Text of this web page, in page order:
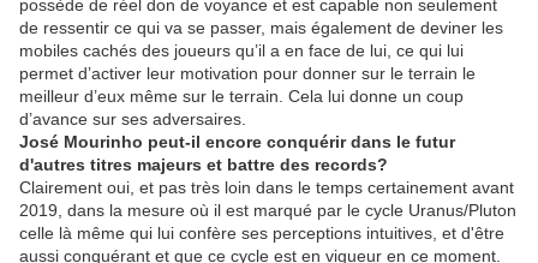
possède de réel don de voyance et est capable non seulement
de ressentir ce qui va se passer, mais également de deviner les
mobiles cachés des joueurs qu’il a en face de lui, ce qui lui
permet d’activer leur motivation pour donner sur le terrain le
meilleur d’eux même sur le terrain. Cela lui donne un coup
d’avance sur ses adversaires.
José Mourinho peut-il encore conquérir dans le futur
d'autres titres majeurs et battre des records?
Clairement oui, et pas très loin dans le temps certainement avant
2019, dans la mesure où il est marqué par le cycle Uranus/Pluton
celle là même qui lui confère ses perceptions intuitives, et d'être
aussi conquérant et que ce cycle est en vigueur en ce moment.